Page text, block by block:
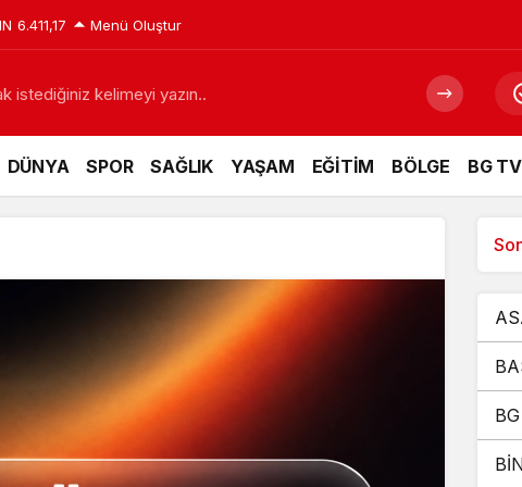
6.411,17 Menü Oluştur
istediğiniz kelimeyi yazın..
DÜNYA SPOR SAĞLIK YAŞAM EĞİTİM BÖLGE BG
için tarihi fırsat pencereleri açılıyor Siyaraya Zam yapıldı